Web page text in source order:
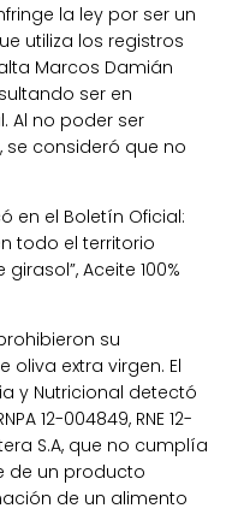
la ley por ser un
utiliza los registros
Marcos Damián
ser en
Al no poder ser
se consideró que no
en el Boletín Oficial:
todo el territorio
Aceite 100%
su
extra virgen. El
y Nutricional detectó
12-004849, RNE 12-
S.A, que no cumplía
de un producto
de un alimento